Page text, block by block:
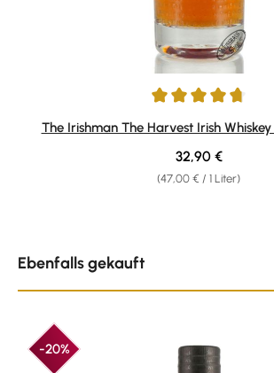
Durchschnittliche Bewertung von 4.75
The Irishman The Harvest Irish
(47,00 € / 1 Liter)
Regulärer Preis:
32,90 €
Ebenfalls gekauft
-20%